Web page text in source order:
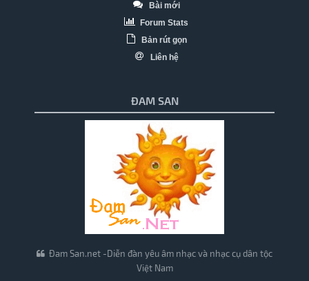
Bài mới
Forum Stats
Bản rút gọn
Liên hệ
ĐAM SAN
Đam San.net -Diễn đàn yêu âm nhạc và nhạc cụ dân tộc
Việt Nam